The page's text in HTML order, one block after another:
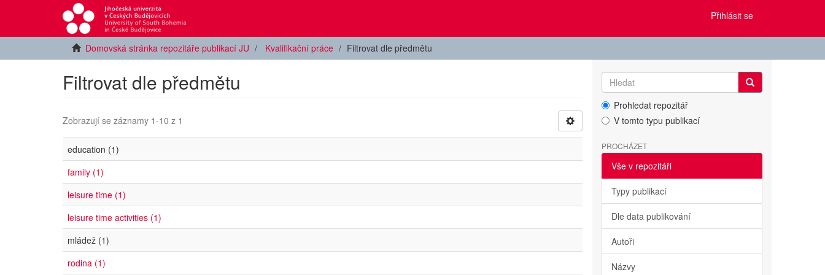
Přihlásit se
Domovská stránka repozitáře publikací JU Kvalifikační práce Filtrovat dle předmětu
Filtrovat dle předmětu
Zobrazují se záznamy 1-10 z 1
education (1)
family (1)
leisure time (1)
leisure time activities (1)
mládež (1)
rodina (1)
Prohledat repozitář
V tomto typu publikací
PROCHÁZET
Vše v repozitáři
Typy publikací
Dle data publikování
Autoři
Názvy